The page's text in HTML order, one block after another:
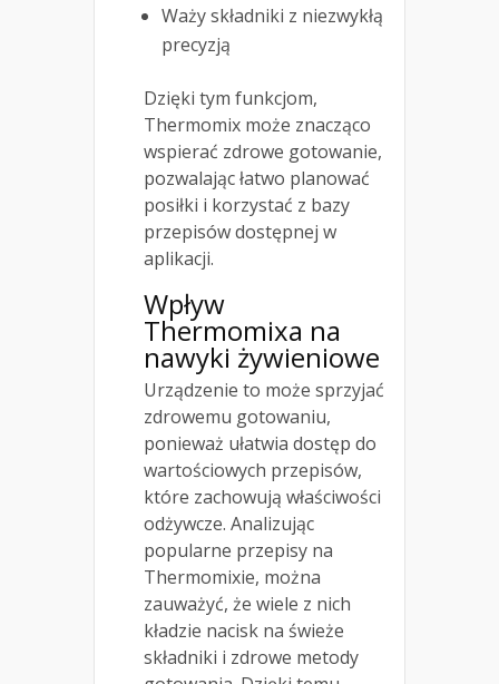
Waży składniki z niezwykłą
precyzją
Dzięki tym funkcjom,
Thermomix może znacząco
wspierać zdrowe gotowanie,
pozwalając łatwo planować
posiłki i korzystać z bazy
przepisów dostępnej w
aplikacji.
Wpływ
Thermomixa na
nawyki żywieniowe
Urządzenie to może sprzyjać
zdrowemu gotowaniu,
ponieważ ułatwia dostęp do
wartościowych przepisów,
które zachowują właściwości
odżywcze. Analizując
popularne przepisy na
Thermomixie, można
zauważyć, że wiele z nich
kładzie nacisk na świeże
składniki i zdrowe metody